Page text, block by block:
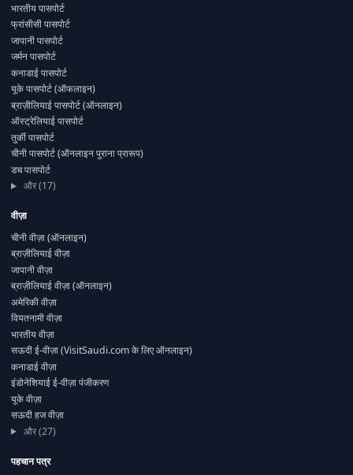
भारतीय पासपोर्ट
फ्रांसीसी पासपोर्ट
जापानी पासपोर्ट
जर्मन पासपोर्ट
कनाडाई पासपोर्ट
यूके पासपोर्ट (ऑफलाइन)
ब्राज़ीलियाई पासपोर्ट (ऑनलाइन)
ऑस्ट्रेलियाई पासपोर्ट
तुर्की पासपोर्ट
चीनी पासपोर्ट (ऑनलाइन पुराना प्रारूप)
डच पासपोर्ट
और (17)
वीज़ा
चीनी वीज़ा (ऑनलाइन)
ब्राज़ीलियाई वीज़ा
जापानी वीज़ा
ब्राज़ीलियाई वीज़ा (ऑनलाइन)
अमेरिकी वीज़ा
वियतनामी वीज़ा
भारतीय वीज़ा
सऊदी ई-वीज़ा (VisitSaudi.com के लिए ऑनलाइन)
कनाडाई वीज़ा
इंडोनेशियाई ई-वीज़ा पंजीकरण
यूके वीज़ा
सऊदी हज वीज़ा
और (27)
पहचान पत्र